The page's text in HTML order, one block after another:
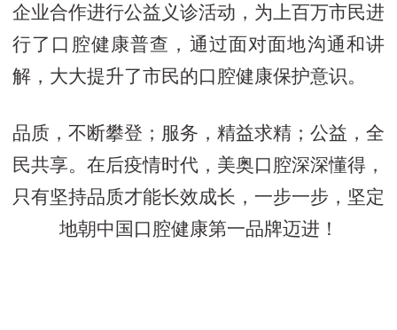
企业合作进行公益义诊活动，为上百万市民进
行了口腔健康普查，通过面对面地沟通和讲
解，大大提升了市民的口腔健康保护意识。
品质，不断攀登；服务，精益求精；公益，全
民共享。在后疫情时代，美奥口腔深深懂得，
只有坚持品质才能长效成长，一步一步，坚定
地朝中国口腔健康第一品牌迈进！